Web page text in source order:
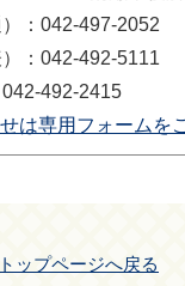
：042-497-2052
：042-492-5111
492-2415
は専用フォームを
トップページへ戻る